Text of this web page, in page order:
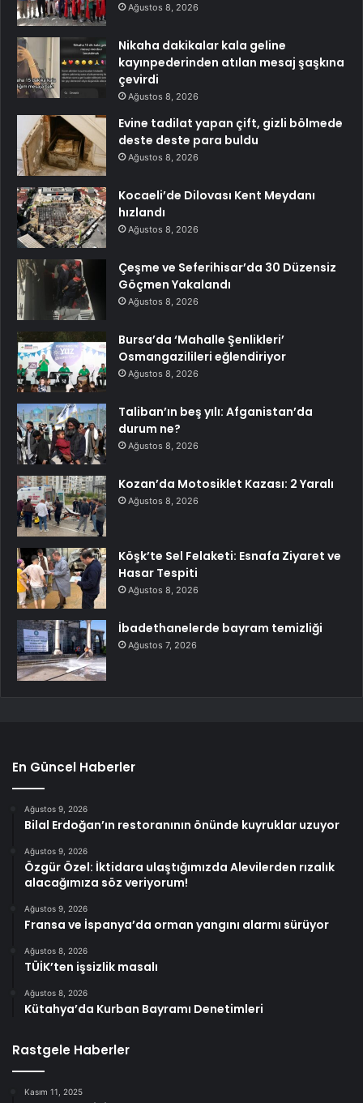
Ağustos 8, 2026
Nikaha dakikalar kala geline
kayınpederinden atılan mesaj şaşkına
çevirdi
Ağustos 8, 2026
Evine tadilat yapan çift, gizli bölmede
deste deste para buldu
Ağustos 8, 2026
Kocaeli’de Dilovası Kent Meydanı
hızlandı
Ağustos 8, 2026
Çeşme ve Seferihisar’da 30 Düzensiz
Göçmen Yakalandı
Ağustos 8, 2026
Bursa’da ‘Mahalle Şenlikleri’
Osmangazilileri eğlendiriyor
Ağustos 8, 2026
Taliban’ın beş yılı: Afganistan’da
durum ne?
Ağustos 8, 2026
Kozan’da Motosiklet Kazası: 2 Yaralı
Ağustos 8, 2026
Köşk’te Sel Felaketi: Esnafa Ziyaret ve
Hasar Tespiti
Ağustos 8, 2026
İbadethanelerde bayram temizliği
Ağustos 7, 2026
En Güncel Haberler
Ağustos 9, 2026
Bilal Erdoğan’ın restoranının önünde kuyruklar uzuyor
Ağustos 9, 2026
Özgür Özel: İktidara ulaştığımızda Alevilerden rızalık
alacağımıza söz veriyorum!
Ağustos 9, 2026
Fransa ve İspanya’da orman yangını alarmı sürüyor
Ağustos 8, 2026
TÜİK’ten işsizlik masalı
Ağustos 8, 2026
Kütahya’da Kurban Bayramı Denetimleri
Rastgele Haberler
Kasım 11, 2025